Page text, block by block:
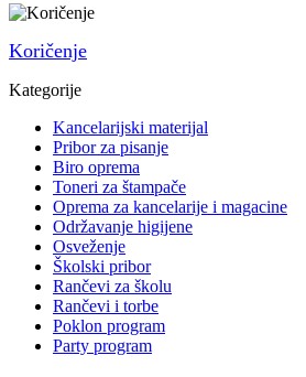
Koričenje
Kategorije
Kancelarijski materijal
Pribor za pisanje
Biro oprema
Toneri za štampače
Oprema za kancelarije i magacine
Održavanje higijene
Osveženje
Školski pribor
Rančevi za školu
Rančevi i torbe
Poklon program
Party program